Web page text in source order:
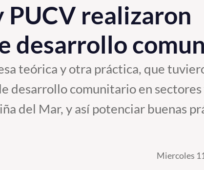
PUCV realizaron
desarrollo
teórica y otra práctica, que
desarrollo comunitario en
del Mar, y así potenciar buenas
Miercoles